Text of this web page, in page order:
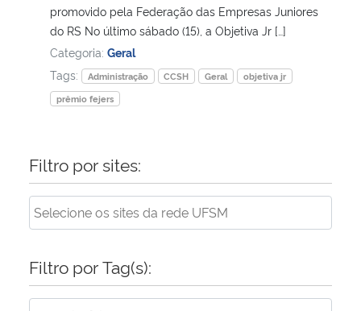
Secretaria-Geral
Secretaria de Governo
Gabinete de Segurança Institucional
Banco Central do Brasil
Planalto
promovido pela Federação das Empresas Juniores
do RS No último sábado (15), a Objetiva Jr […]
Categoria: Geral
Tags:
Administração CCSH Geral
objetiva jr
prêmio fejers
Filtro por sites:
Filtro por Tag(s):